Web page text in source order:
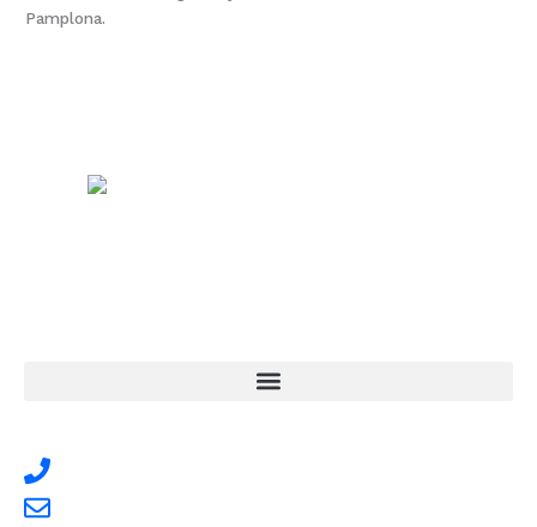
Pamplona.